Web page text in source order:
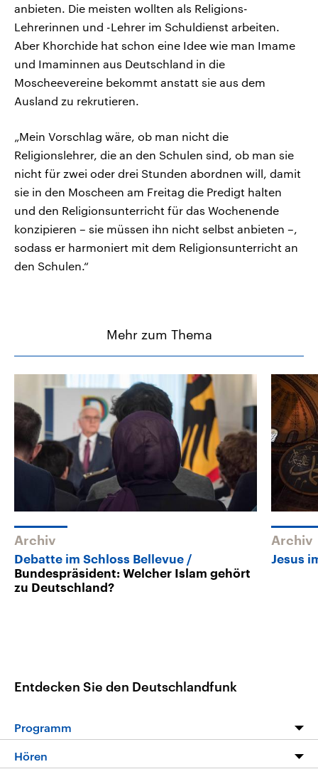
anbieten. Die meisten wollten als Religions-
Lehrerinnen und -Lehrer im Schuldienst arbeiten.
Aber Khorchide hat schon eine Idee wie man Imame
und Imaminnen aus Deutschland in die
Moscheevereine bekommt anstatt sie aus dem
Ausland zu rekrutieren.
„Mein Vorschlag wäre, ob man nicht die
Religionslehrer, die an den Schulen sind, ob man sie
nicht für zwei oder drei Stunden abordnen will, damit
sie in den Moscheen am Freitag die Predigt halten
und den Religionsunterricht für das Wochenende
konzipieren – sie müssen ihn nicht selbst anbieten –,
sodass er harmoniert mit dem Religionsunterricht an
den Schulen.“
Mehr zum Thema
Archiv
Debatte im Schloss Bellevue
Bundespräsident: Welcher Islam gehört
zu Deutschland?
Archiv
Jesus
Entdecken Sie den Deutschlandfunk
Programm
Programm
Hören